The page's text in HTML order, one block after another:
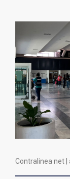
Contralinea net |